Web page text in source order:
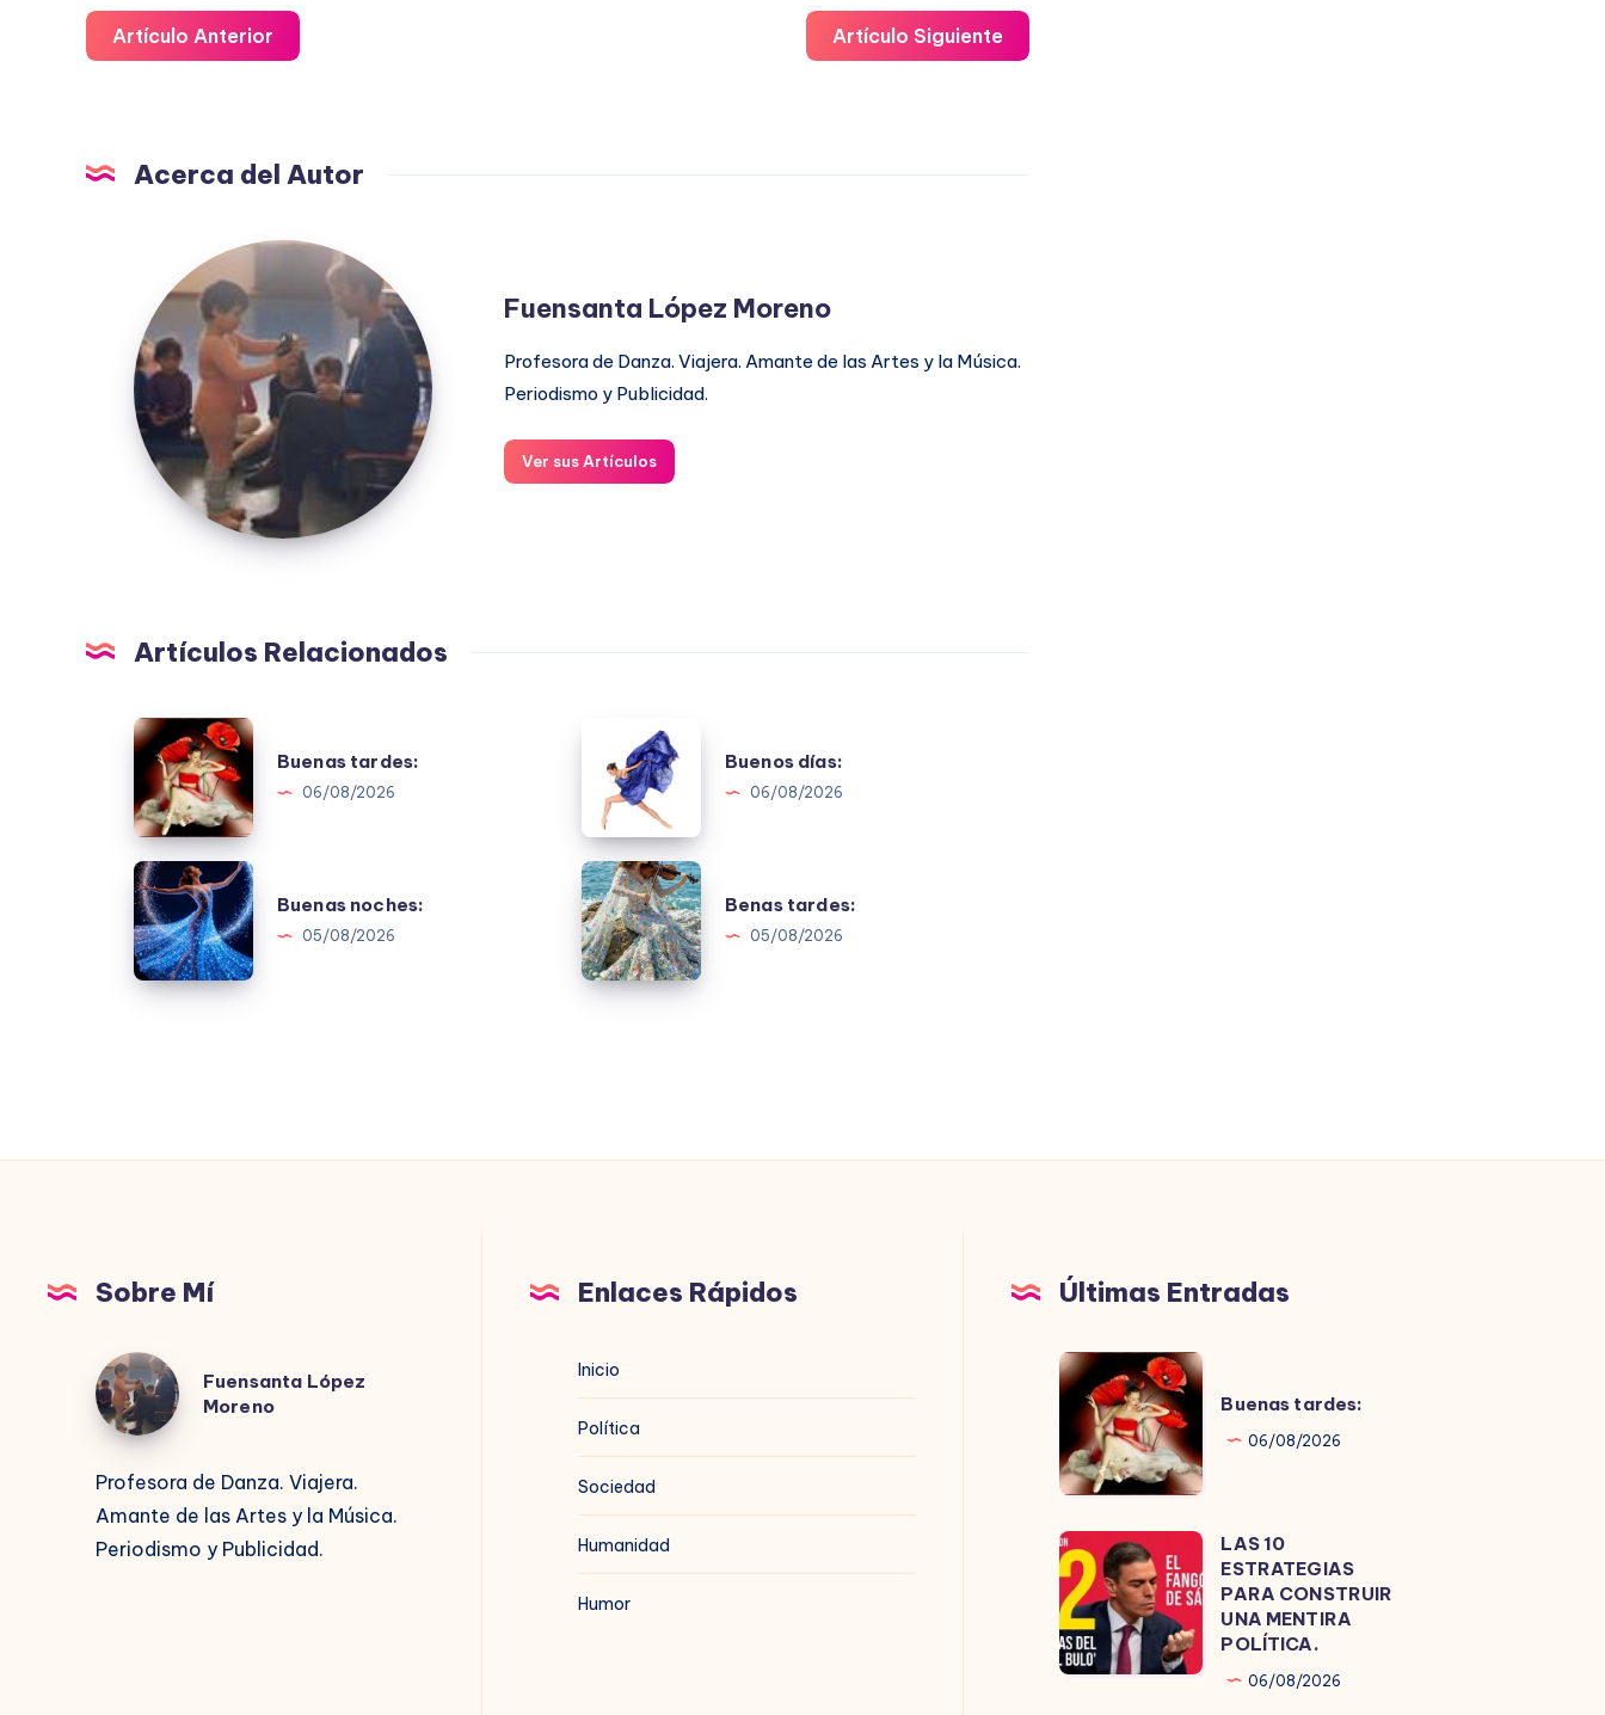
Artículo Anterior Artículo Siguiente
Acerca del Autor
Fuensanta
López
Moreno
Fuensanta López Moreno
Profesora de Danza. Viajera. Amante de las Artes y la Música.
Periodismo y Publicidad.
Ver sus Artículos
Artículos Relacionados
Buenas
tardes:
Buenas tardes:
06/08/2026
días:
Buenos días:
06/08/2026
Buenas
noches:
Buenas noches:
05/08/2026
Benas
tardes:
Benas tardes:
05/08/2026
Sobre Mí
Fuensanta
López
Moreno
Fuensanta López
Moreno
Profesora de Danza. Viajera.
Amante de las Artes y la Música.
Periodismo y Publicidad.
Enlaces Rápidos
Inicio
Política
Sociedad
Humanidad
Humor
Últimas Entradas
Buenas
tardes:
Buenas tardes:
06/08/2026
LAS
10
ESTRATEGIAS
PARA
CONSTRUIR
LAS 10
ESTRATEGIAS
PARA CONSTRUIR
UNA MENTIRA
POLÍTICA.
06/08/2026